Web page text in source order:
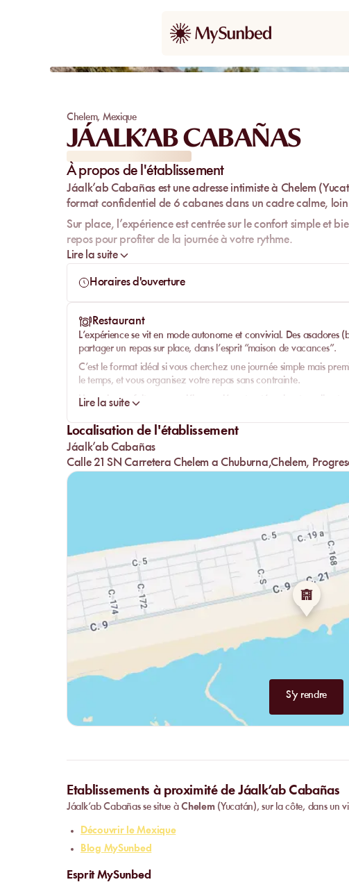
Chelem, Mexique
JÁALK’AB CABAÑAS
À propos de l'établissement
Jáalk’ab Cabañasest une adresse intimiste à Chelem
format confidentiel de 6 cabanesdans un cadre calme,
Sur place, l’expérience est centrée sur le confort simple et
repos pour profiter de la journée à votre rythme.
Pour préserver le lieu, undépôt de garantie ou une pièce
(restitué au départ si tout est conforme).
Lire la suite
Horaires d'ouverture
Restaurant
L’expérience se vit en modeautonomeet convivial. Des asadores
partager un repas sur place, dans l’esprit “maison de vacances”.
C’est le format idéal si vous cherchez une journée simple mais
le temps, et vous organisez votre repas sans contrainte.
Un cadre parfait pour un déjeuner décontracté, puis retour direct
Lire la suite
Localisation de l'établissement
Jáalk’ab Cabañas
Calle 21 SN Carretera Chelem a Chuburna,Chelem,
S'y rendre
Etablissements à proximité de Jáalk’ab Cabañas
Jáalk’ab Cabañas se situe àChelem(Yucatán), sur la côte, dans un
Découvrir le Mexique
Blog MySunbed
Esprit MySunbed